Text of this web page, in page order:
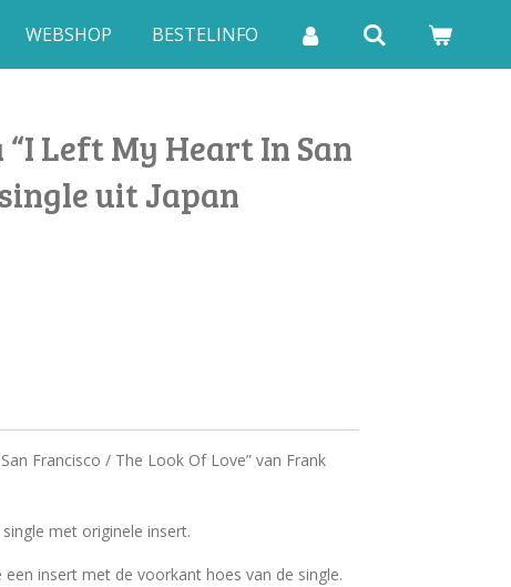
WEBSHOP BESTELINFO
Left My Heart In San
uit Japan
Francisco / The Look Of Love” van Frank
met originele insert.
een insert met de voorkant hoes van de single.